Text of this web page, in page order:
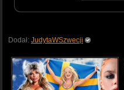
Dodał: JudytaWSzwecji